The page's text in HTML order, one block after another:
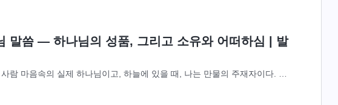
말씀 ― 하나님의 성품, 그리고 소유와 어떠하심 | 발
람 마음속의 실제 하나님이고, 하늘에 있을 때, 나는 만물의 주재자이다. 나